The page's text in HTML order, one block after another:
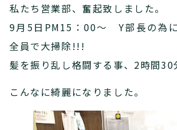
私たち営業部、奮起致しました。
9月5日PM15：00～ Y部長の為
全員で大掃除!!!
髪を振り乱し格闘する事、2時間30
こんなに綺麗になりました。